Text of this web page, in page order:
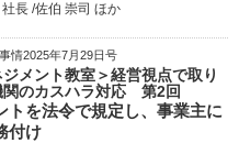
長 /佐伯 崇司 ほか
情2025年7月29日号
ジメント教室＞経営視点で取り
関のカスハラ対応 第2回
トを法令で規定し、事業主に
付け